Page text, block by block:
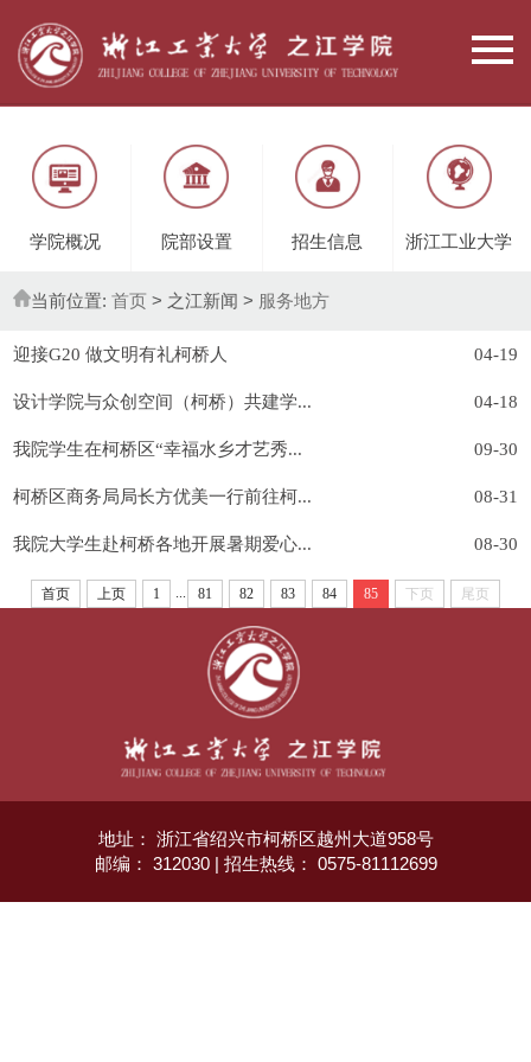
学院概况 院部设置 招生信息 浙江工业大学
当前位置:首页 > 之江新闻 > 服务地方
迎接G20 做文明有礼柯桥人 04-19
设计学院与众创空间（柯桥）共建学... 04-18
我院学生在柯桥区“幸福水乡才艺秀... 09-30
柯桥区商务局局长方优美一行前往柯... 08-31
我院大学生赴柯桥各地开展暑期爱心... 08-30
首页 上页 1 ... 81 82 83 84 85 下页 尾页
地址： 浙江省绍兴市柯桥区越州大道958号
邮编： 312030 | 招生热线： 0575-81112699